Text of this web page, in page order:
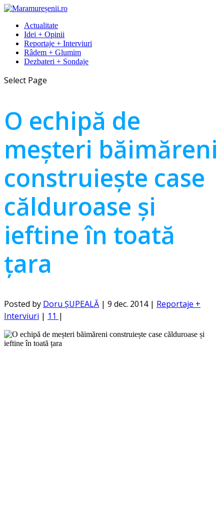
Actualitate
Idei + Opinii
Reportaje + Interviuri
Râdem + Glumim
Dezbateri + Sondaje
Select Page
O echipă de
meșteri băimăreni
construiește case
călduroase și
ieftine în toată
țara
Posted by Doru ȘUPEALĂ | 9 dec. 2014| Reportaje +
Interviuri | 11 |